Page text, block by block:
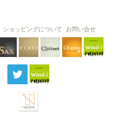
THE SAX The Clarinet
Ocarina
ショッピングについて お問い合せ